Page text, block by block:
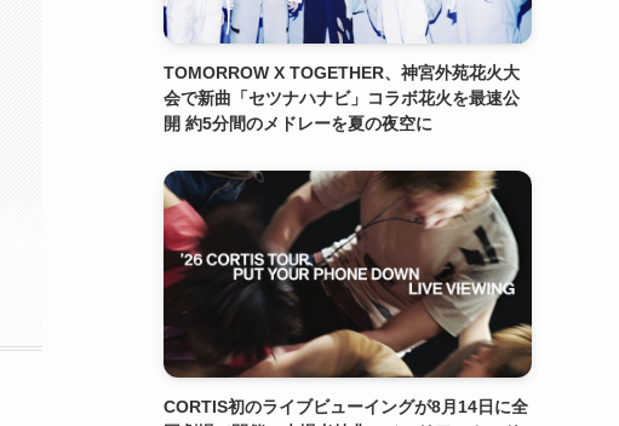
TOMORROW X TOGETHER、神宮外苑花火大
会で新曲「セツナハナビ」コラボ花火を最速公
開 約5分間のメドレーを夏の夜空に
CORTIS初のライブビューイングが8月14日に全